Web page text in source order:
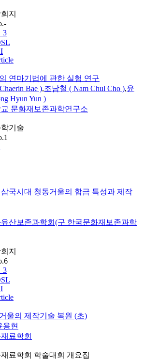
지
3
연마기법에 관한 실험 연구
Bae ),조남철 ( Nam Chul Cho ),윤
Hyun Yun )
문화재보존과학연구소
기술
국시대 청동거울의 합금 특성과 제작
산보존과학회(구 한국문화재보존과학
지
3
울의 제작기술 복원 (초)
용현
료학회
료학회 학술대회 개요집